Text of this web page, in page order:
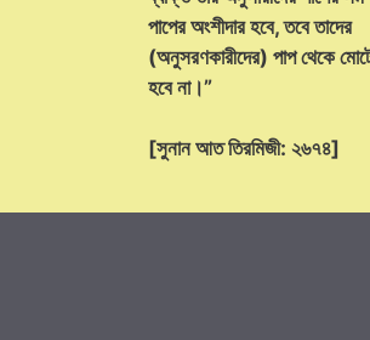
পাপের অংশীদার হবে, তবে তাদের
(অনুসরণকারীদের) পাপ থেকে
হবে না।”
[সুনান আত তিরমিজী: ২৬৭৪]